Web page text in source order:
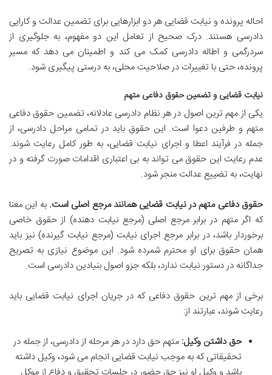
احاله پرونده و نیابت قضایی هر دو ابزارهایی برای تضمین عدالت و کارایی
دادرسی هستند. درک صحیح از تعامل این دو مفهوم، به جلوگیری از
سردرگمی و اطاله دادرسی کمک می کند و اطمینان می دهد که مسیر
پرونده، حتی با تغییرات در صلاحیت محلی، به درستی پیگیری شود.
نیابت قضایی و تضمین حقوق دفاعی متهم
یکی از مهم ترین اصول در هر نظام دادرسی عادلانه، تضمین حقوق دفاعی
متهم و طرفین دعوا است. این حقوق باید در تمامی مراحل دادرسی، از
جمله در فرآیند اعطا و اجرای نیابت قضایی، به طور کامل رعایت شوند.
عدم رعایت این حقوق می تواند به بی اعتباری اقدامات صورت گرفته و در
نهایت، به تضییع عدالت منجر شود.
حقوق دفاعی متهم در نیابت قضایی همانند مرجع اصلی است. به این معنا
که اگر متهم در برابر مرجع اصلی (مرجع نیابت دهنده) از حقوق خاصی
برخوردار باشد، در برابر مرجع اجرای نیابت (مرجع نیابت گیرنده) نیز باید
همان حقوق برای او محترم شمرده شود. این موضوع نیازی به تصریح
جداگانه در دستور نیابت ندارد، بلکه جزو اصول بنیادین دادرسی است.
برخی از مهم ترین حقوق دفاعی که در جریان اجرای نیابت قضایی باید
رعایت شوند، عبارتند از:
حق داشتن وکیل: متهم حق دارد در هر مرحله از دادرسی، از جمله در
تحقیقاتی که به موجب نیابت قضایی انجام می شود، وکیل داشته